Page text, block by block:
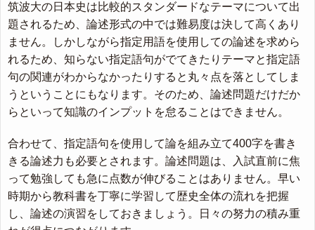
筑波大の日本史は比較的スタンダードなテーマについて出
題されるため、論述形式の中では難易度は決して高くあり
ません。しかしながら指定用語を使用しての論述を求めら
れるため、知らない指定語句がでてきたりテーマと指定語
句の関連がわからなかったりすると丸々点を落としてしま
うということにもなります。そのため、論述問題だけだか
らといって知識のインプットを怠ることはできません。
合わせて、指定語句を使用して論を組み立て400字を書き
きる論述力も必要とされます。論述問題は、入試直前に焦
って勉強しても急に点数が伸びることはありません。早い
時期から教科書を丁寧に学習して歴史全体の流れを把握
し、論述の演習をしておきましょう。日々の努力の積み重